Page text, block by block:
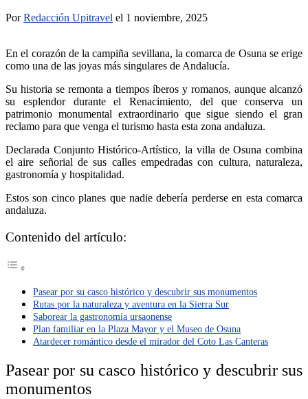
PorRedacción Upitravel el 1 noviembre, 2025
En el corazón de la campiña sevillana, la comarca de Osuna se erige
como una de las joyas más singulares de Andalucía.
Su historia se remonta a tiempos íberos y romanos, aunque alcanzó
su esplendor durante el Renacimiento, del que conserva un
patrimonio monumental extraordinario que sigue siendo el gran
reclamo para que venga el turismo hasta esta zona andaluza.
Declarada Conjunto Histórico-Artístico, la villa de Osuna combina
el aire señorial de sus calles empedradas con cultura, naturaleza,
gastronomía y hospitalidad.
Estos son cinco planes que nadie debería perderse en esta comarca
andaluza.
Contenido del artículo:
Pasear por su casco histórico y descubrir sus monumentos
Rutas por la naturaleza y aventura en la Sierra Sur
Saborear la gastronomía ursaonense
Plan familiar en la Plaza Mayor y el Museo de Osuna
Atardecer romántico desde el mirador del Coto Las Canteras
Pasear por su casco histórico y descubrir sus
monumentos